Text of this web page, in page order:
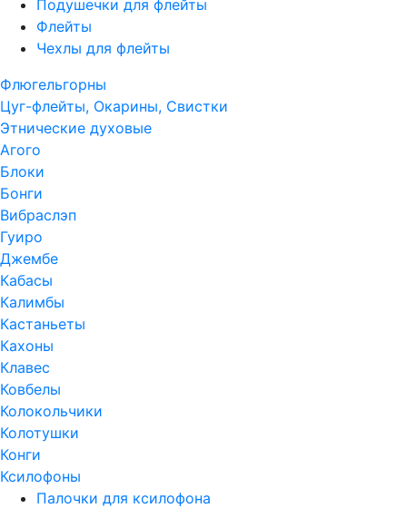
Подушечки для флейты
Флейты
Чехлы для флейты
Флюгельгорны
Цуг-флейты, Окарины, Свистки
Этнические духовые
Агого
Блоки
Бонги
Вибраслэп
Гуиро
Джембе
Кабасы
Калимбы
Кастаньеты
Кахоны
Клавес
Ковбелы
Колокольчики
Колотушки
Конги
Ксилофоны
Палочки для ксилофона